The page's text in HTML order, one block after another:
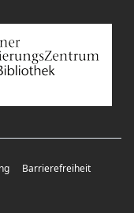
Barrierefreiheit